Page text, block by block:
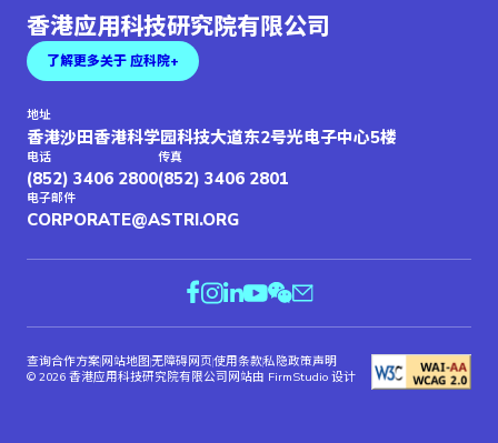
香港应用科技研究院有限公司
了解更多关于 应科院+
地址
香港沙田香港科学园科技大道东2号光电子中心5楼
电话
(852) 3406 2800
传真
(852) 3406 2801
电子邮件
CORPORATE@ASTRI.ORG
查询合作方案 网站地图 无障碍网页使用条款私隐政策声明
© 2026 香港应用科技研究院有限公司 网站由 FirmStudio 设计